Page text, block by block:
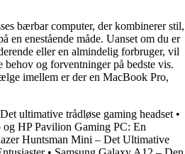
bærbar computer, der kombinerer stil,
en enestående måde. Uanset om du er
eller en almindelig forbruger, vil
og forventninger på bedste vis.
imellem er der en MacBook Pro,
ultimative trådløse gaming headset •
HP Pavilion Gaming PC: En
Huntsman Mini – Det Ultimative